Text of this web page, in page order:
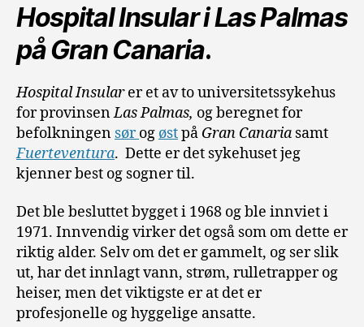
Hospital Insular i Las Palmas
på Gran Canaria.
Hospital Insularer et av to universitetssykehus
for provinsenLas Palmas, og beregnet for
befolkningen sørog østpå Gran Canaria samt
Fuerteventura. Dette er det sykehuset jeg
kjenner best og sogner til.
Det ble besluttet bygget i 1968 og ble innviet i
1971. Innvendig virker det også som om dette er
riktig alder. Selv om det er gammelt, og ser slik
ut, har det innlagt vann, strøm, rulletrapper og
heiser, men det viktigste er at det er
profesjonelle og hyggelige ansatte.